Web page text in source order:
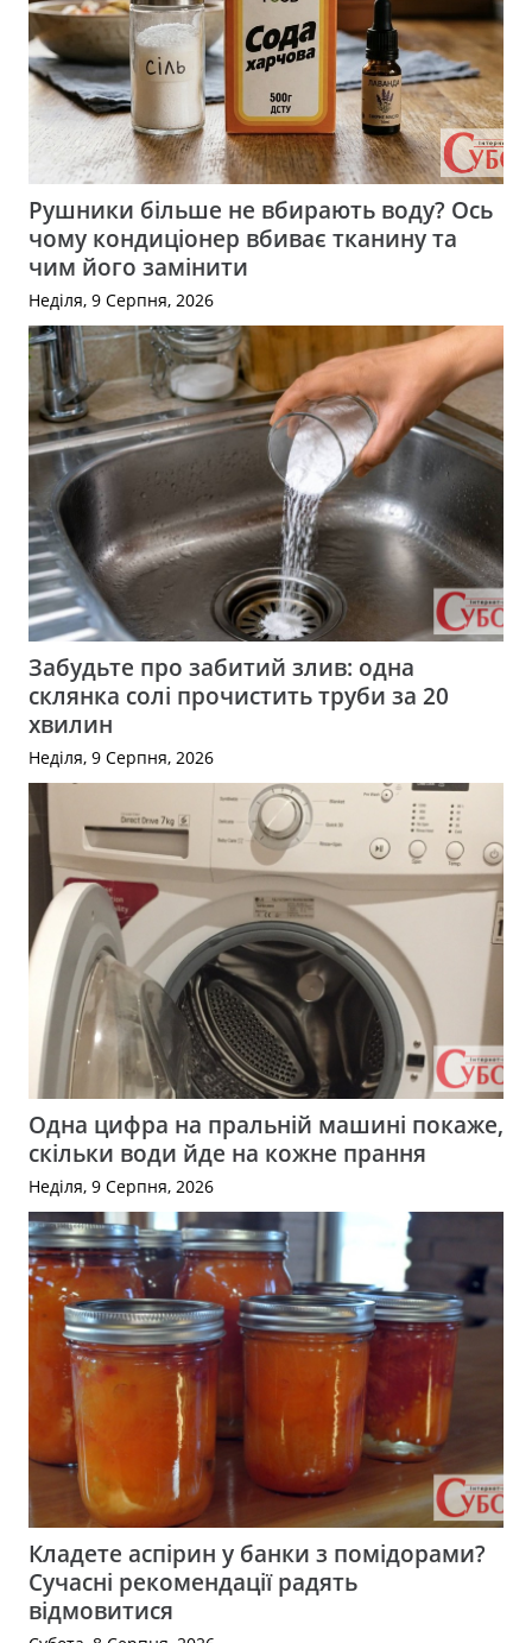
Рушники більше не вбирають воду? Ось
чому кондиціонер вбиває тканину та
чим його замінити
Неділя, 9 Серпня, 2026
Забудьте про забитий злив: одна
склянка солі прочистить труби за 20
хвилин
Неділя, 9 Серпня, 2026
Одна цифра на пральній машині покаже,
скільки води йде на кожне прання
Неділя, 9 Серпня, 2026
Кладете аспірин у банки з помідорами?
Сучасні рекомендації радять
відмовитися